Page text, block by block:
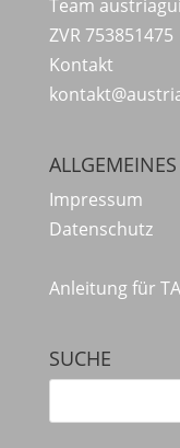
Team
ZVR 753851475
Kontakt
ALLGEMEINES
Impressum
Datenschutz
Anleitung für
SUCHE